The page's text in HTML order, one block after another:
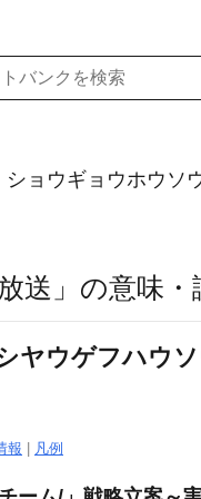
ショウギョウホウソ
送」の意味
ヤウゲフハウソ
報 凡例